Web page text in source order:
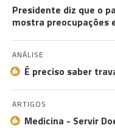
Presidente diz que o
mostra preocupações
ANÁLISE
É preciso saber
ARTIGOS
Medicina - Servir